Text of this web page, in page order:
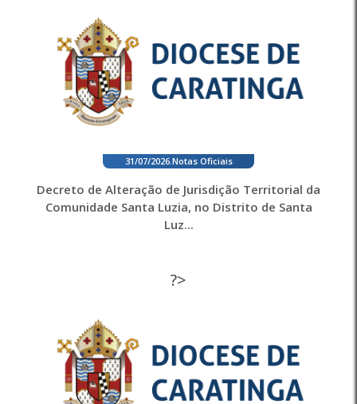
31/07/2026. Notas Oficiais
Decreto de Alteração de Jurisdição Territorial da
Comunidade Santa Luzia, no Distrito de Santa
Luz...
?>